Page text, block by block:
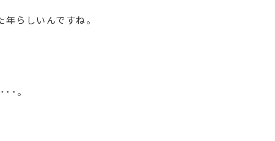
らしいんですね。
･。